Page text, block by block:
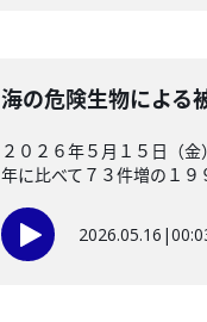
海の危険生物によ
２０２６年５月１５日（
年に比べて７３件増の１９
2026.05.16 |